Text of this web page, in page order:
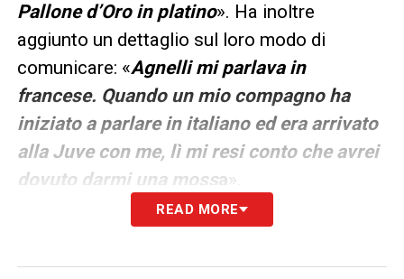
Pallone d’Oro in platino». Ha inoltre
aggiunto un dettaglio sul loro modo di
comunicare: «Agnelli mi parlava in
francese. Quando un mio compagno ha
iniziato a parlare in italiano ed era arrivato
alla Juve con me, lì mi resi conto che avrei
dovuto darmi una mossa».
Successivamente,John Elkann
READ MORE